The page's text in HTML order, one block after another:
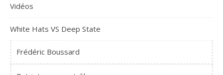
Vidéos
White Hats VS Deep State
Frédéric Boussard